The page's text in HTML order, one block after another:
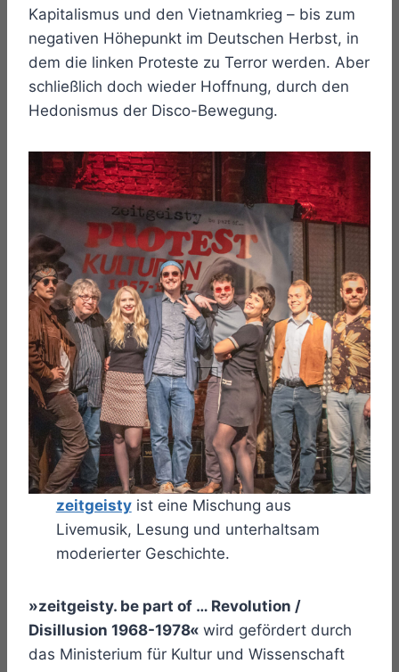
Kapitalismus und den Vietnamkrieg – bis zum
negativen Höhepunkt im Deutschen Herbst, in
dem die linken Proteste zu Terror werden. Aber
schließlich doch wieder Hoffnung, durch den
Hedonismus der Disco-Bewegung.
zeitgeistyist eine Mischung aus
Livemusik, Lesung und unterhaltsam
moderierter Geschichte.
»zeitgeisty. be part of … Revolution /
Disillusion 1968-1978« wird gefördert durch
das Ministerium für Kultur und Wissenschaft